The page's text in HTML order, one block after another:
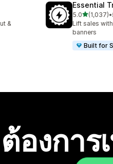
&
Essential
5.0เต็ม 5 ดาว
(1,037)
ทั้งหมด 1037 •
Lift sales
banners
Built for
ต้องการ